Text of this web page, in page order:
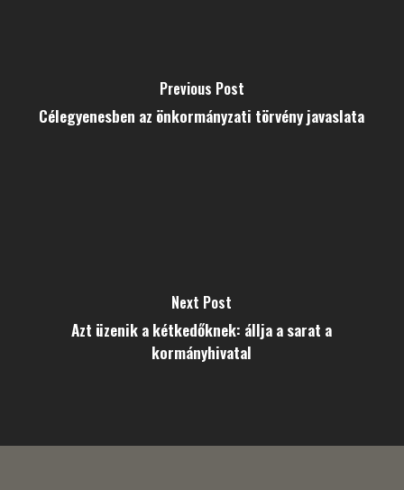
Previous Post
Célegyenesben az önkormányzati törvény javaslata
Next Post
Azt üzenik a kétkedőknek: állja a sarat a
kormányhivatal